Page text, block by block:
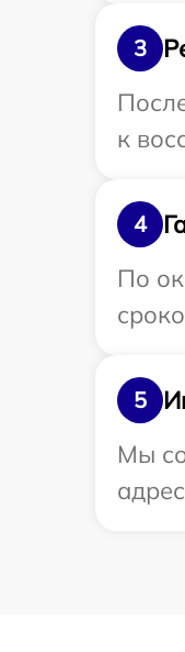
3
к
4
По
5
Мы